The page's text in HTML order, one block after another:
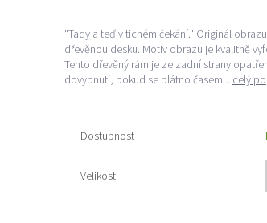
"Tady a teď v tichém čekání." Originál
dřevěnou desku. Motiv obrazu je kvalitně
Tento dřevěný rám je ze zadní strany
dovypnutí, pokud se plátno časem... celý
Dostupnost
Velikost